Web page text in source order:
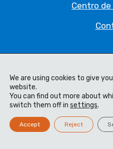
Centro
Legal
Termos &
We are using cookies to give
website.
You can find out more about
switch them off in settings.
Accept Reject